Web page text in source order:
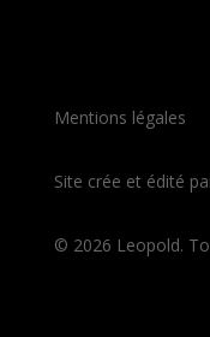
Mentions légales
Site crée et édité
© 2026 Leopold.